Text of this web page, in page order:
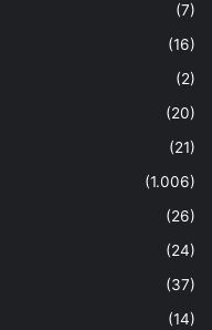
(7)
(16)
(2)
(20)
(21)
(1.006)
(26)
(24)
(37)
(14)